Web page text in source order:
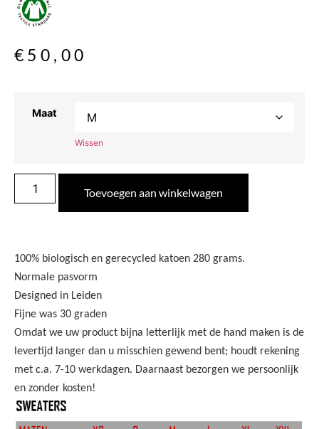
€ 50,00
Maat
Wissen
Toevoegen aan winkelwagen
100% biologisch en gerecycled katoen 280 grams.
Normale pasvorm
Designed in Leiden
Fijne was 30 graden
Omdat we uw product bijna letterlijk met de hand maken is de
levertijd langer dan u misschien gewend bent; houdt rekening
met c.a. 7-10 werkdagen. Daarnaast bezorgen we persoonlijk
en zonder kosten!